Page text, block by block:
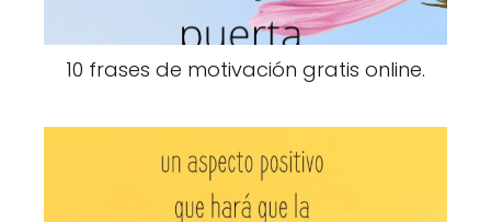
10 frases de motivación gratis online.